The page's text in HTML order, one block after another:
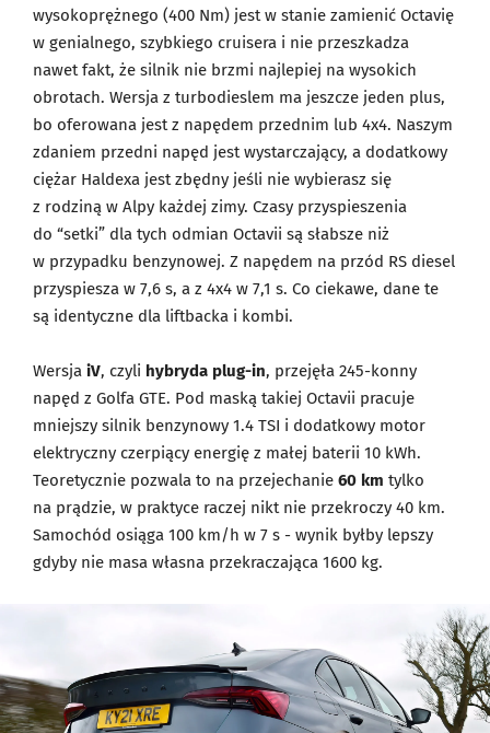
wysokoprężnego (400 Nm) jest w stanie zamienić Octavię
w genialnego, szybkiego cruisera i nie przeszkadza
nawet fakt, że silnik nie brzmi najlepiej na wysokich
obrotach. Wersja z turbodieslem ma jeszcze jeden plus,
bo oferowana jest z napędem przednim lub 4x4. Naszym
zdaniem przedni napęd jest wystarczający, a dodatkowy
ciężar Haldexa jest zbędny jeśli nie wybierasz się
z rodziną w Alpy każdej zimy. Czasy przyspieszenia
do “setki” dla tych odmian Octavii są słabsze niż
w przypadku benzynowej. Z napędem na przód RS diesel
przyspiesza w 7,6 s, a z 4x4 w 7,1 s. Co ciekawe, dane te
są identyczne dla liftbacka i kombi.
Wersja iV, czyli hybryda plug-in, przejęła 245-konny
napęd z Golfa GTE. Pod maską takiej Octavii pracuje
mniejszy silnik benzynowy 1.4 TSI i dodatkowy motor
elektryczny czerpiący energię z małej baterii 10 kWh.
Teoretycznie pozwala to na przejechanie 60 km tylko
na prądzie, w praktyce raczej nikt nie przekroczy 40 km.
Samochód osiąga 100 km/h w 7 s - wynik byłby lepszy
gdyby nie masa własna przekraczająca 1600 kg.